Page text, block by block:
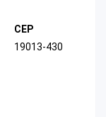
CEP
19013-430